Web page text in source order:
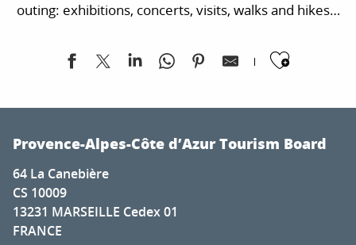
outing: exhibitions, concerts, visits, walks and hikes…
L'or des Alpes sur un socle d'oubli : sculptures de
Village de Trets
Exposition Trésors cachés de l'ancienne synagogue
L’art et la matière : maquettes marseillaises
Marché aux puces
Exposition : Anna Ertzbischoff - peinture | Art et vin
Provence-Alpes-Côte d’Azur Tourism Board
64 La Canebière
CS 10009
13231 MARSEILLE Cedex 01
FRANCE